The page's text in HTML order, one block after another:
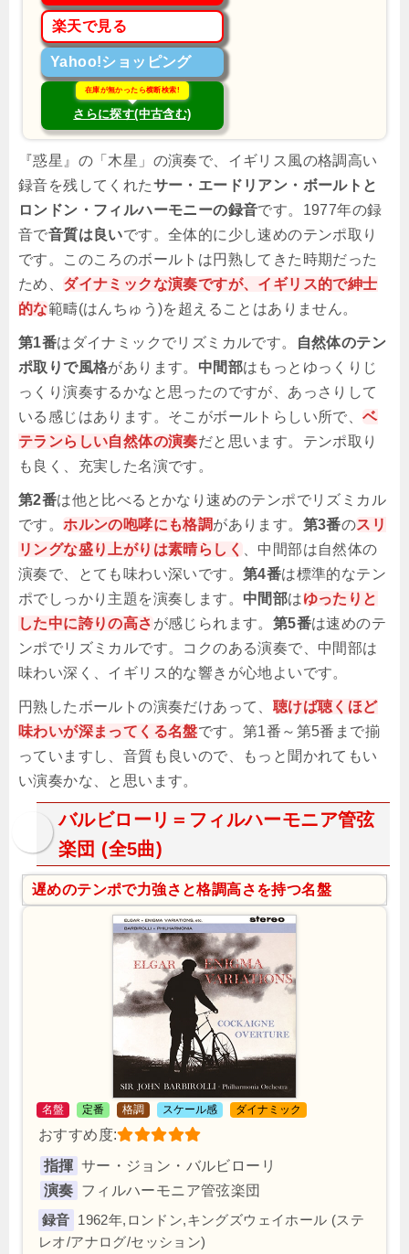
楽天で見る
Yahoo!ショッピング
在庫が無かったら横断検索!
さらに探す(中古含む)
『惑星』の「木星」の演奏で、イギリス風の格調高い
録音を残してくれたサー・エードリアン・ボールトと
ロンドン・フィルハーモニーの録音です。1977年の録
音で音質は良いです。全体的に少し速めのテンポ取り
です。このころのボールトは円熟してきた時期だった
ため、 ダイナミックな演奏ですが、イギリス的で紳士
的な範疇(はんちゅう)を超えることはありません。
第1番はダイナミックでリズミカルです。
自然体のテン
ポ取りで風格があります。 中間部はもっとゆっくりじ
っくり演奏するかなと思ったのですが、あっさりして
いる感じはあります。そこがボールトらしい所で、ベ
テランらしい自然体の演奏だと思います。テンポ取り
も良く、充実した名演です。
第2番は他と比べるとかなり速めのテンポでリズミカル
です。ホルンの咆哮にも格調があります。 第3番のスリ
リングな盛り上がりは素晴らしく
、中間部は自然体の
演奏で、とても味わい深いです。 第4番は標準的なテン
ポでしっかり主題を演奏します。 中間部はゆったりと
した中に誇りの高さ が感じられます。 第5番は速めのテ
ンポでリズミカルです。コクのある演奏で、中間部は
味わい深く、イギリス的な響きが心地よいです。
円熟したボールトの演奏だけあって、 聴けば聴くほど
味わいが深まってくる名盤です。第1番～第5番まで揃
っていますし、音質も良いので、もっと聞かれてもい
い演奏かな、と思います。
バルビローリ＝フィルハーモニア管弦
楽団 (全5曲)
遅めのテンポで力強さと格調高さを持つ名盤
名盤 定番 格調 スケール感 ダイナミック
おすすめ度:
指揮 サー・ジョン・バルビローリ
演奏 フィルハーモニア管弦楽団
1962年,ロンドン,キングズウェイホール (ステ
レオ/アナログ/セッション)